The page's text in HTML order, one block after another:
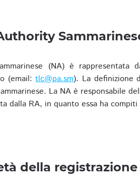
(NA) è rappresentata
(email:tlc@pa.sm). La definizione
La NA è responsabile
dalla RA, in quanto essa ha
della registrazione